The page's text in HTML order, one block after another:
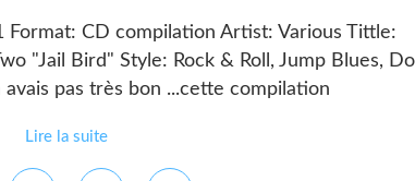
Format: CD compilation Artist: Various Tittle:
"Jail Bird" Style: Rock & Roll, Jump Blues,
pas très bon ...cette compilation
Lire la suite